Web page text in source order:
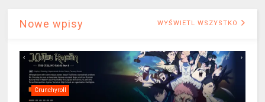
Nowe wpisy WYŚWIETL WSZYSTKO
Crunchyroll